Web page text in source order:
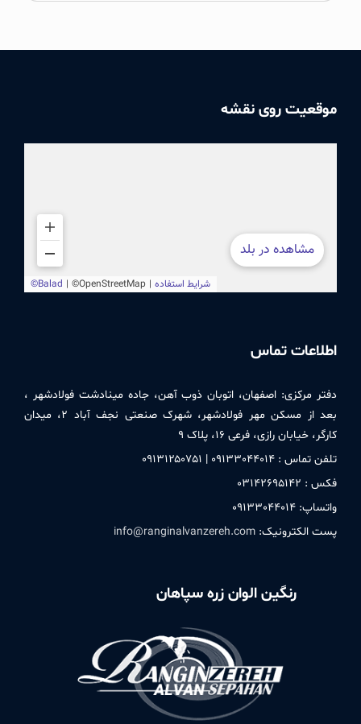
موقعیت روی نقشه
اطلاعات تماس
دفتر مركزی: اصفهان، اتوبان ذوب آهن، جاده مینادشت فولادشهر ،
بعد از مسکن مهر فولادشهر، شهرک صنعتی نجف آباد ۲، میدان
کارگر، خیابان رازی، فرعی ۱۶، پلاک ۹
تلفن تماس : ۰۹۱٣٣۰۴۴۰۱۴ | ۰۹۱٣۱۲۵۰٧۵۱
فکس : ۰٣۱۴۲۶۹۵۱۴۲
واتساپ: ۰۹۱٣٣۰۴۴۰۱۴
پست الکترونیک: info@ranginalvanzereh.com
رنگین الوان زره سپاهان